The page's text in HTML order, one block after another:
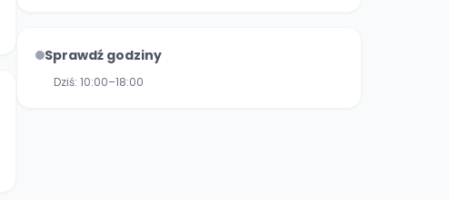
Sprawdź godziny
Dziś: 10:00–18:00